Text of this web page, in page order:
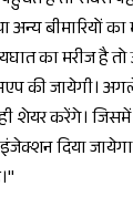
अन्य बीमारियों
का मरीज है
की जायेगी।
ही शेयर करेंगे।
दिया